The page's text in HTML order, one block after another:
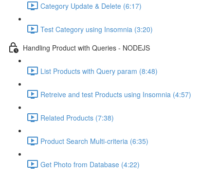
Category Update & Delete (6:17)
Test Category using Insomnia (3:20)
Handling Product with Queries - NODEJS
List Products with Query param (8:48)
Retreive and test Products using Insomnia (4:57)
Related Products (7:38)
Product Search Multi-criteria (6:35)
Get Photo from Database (4:22)